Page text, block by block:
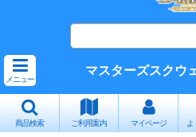
メニュー
マスターズスクウ
商品検索 ご利用案内 マイページ